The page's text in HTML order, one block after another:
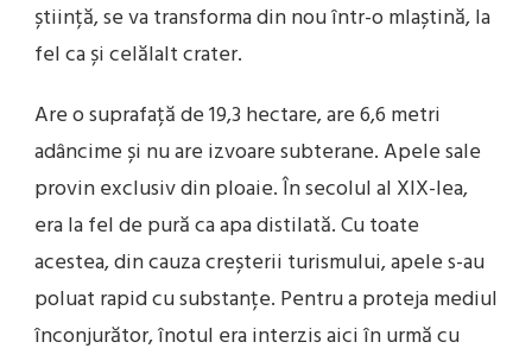
știință, se va transforma din nou într-o mlaștină, la
fel ca și celălalt crater.
Are o suprafață de 19,3 hectare, are 6,6 metri
adâncime și nu are izvoare subterane. Apele sale
provin exclusiv din ploaie. În secolul al XIX-lea,
era la fel de pură ca apa distilată. Cu toate
acestea, din cauza creșterii turismului, apele s-au
poluat rapid cu substanțe. Pentru a proteja mediul
înconjurător, înotul era interzis aici în urmă cu